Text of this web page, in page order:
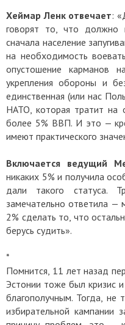
Хеймар Ленк отвечает:
говорят то, что должно
сначала население
на необходимость
опустошение карманов
укрепления обороны и
единственная (или нас
НАТО, которая тратит на
более 5% ВВП. И это —
имеют практического
Включается ведущий
никаких 5% и получила
дали такого статуса.
замечательно ответила —
2% сделать то, что
берусь судить».
*
Помнится, 11 лет назад
Эстонии тоже был кризис
благополучным. Тогда,
избирательной кампании